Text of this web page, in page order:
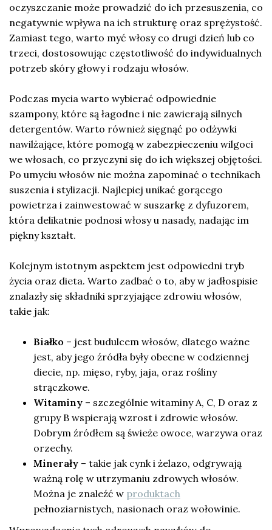
oczyszczanie może prowadzić do ich przesuszenia, co
negatywnie wpływa na ich strukturę oraz sprężystość.
Zamiast tego, warto myć włosy co drugi dzień lub co
trzeci, dostosowując częstotliwość do indywidualnych
potrzeb skóry głowy i rodzaju włosów.
Podczas mycia warto wybierać odpowiednie
szampony, które są łagodne i nie zawierają silnych
detergentów. Warto również sięgnąć po odżywki
nawilżające, które pomogą w zabezpieczeniu wilgoci
we włosach, co przyczyni się do ich większej objętości.
Po umyciu włosów nie można zapominać o technikach
suszenia i stylizacji. Najlepiej unikać gorącego
powietrza i zainwestować w suszarkę z dyfuzorem,
która delikatnie podnosi włosy u nasady, nadając im
piękny kształt.
Kolejnym istotnym aspektem jest odpowiedni tryb
życia oraz dieta. Warto zadbać o to, aby w jadłospisie
znalazły się składniki sprzyjające zdrowiu włosów,
takie jak:
Białko – jest budulcem włosów, dlatego ważne
jest, aby jego źródła były obecne w codziennej
diecie, np. mięso, ryby, jaja, oraz rośliny
strączkowe.
Witaminy – szczególnie witaminy A, C, D oraz z
grupy B wspierają wzrost i zdrowie włosów.
Dobrym źródłem są świeże owoce, warzywa oraz
orzechy.
Minerały – takie jak cynk i żelazo, odgrywają
ważną rolę w utrzymaniu zdrowych włosów.
Można je znaleźć w produktach
pełnoziarnistych, nasionach oraz wołowinie.